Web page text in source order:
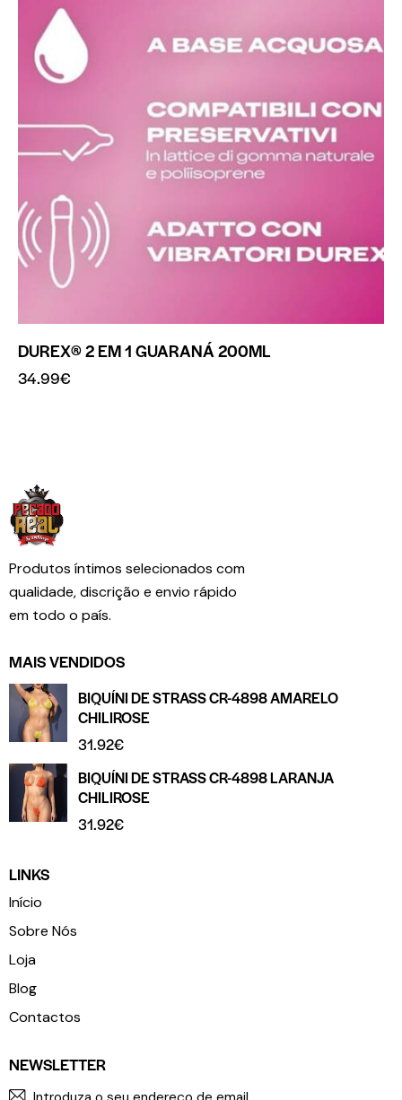
DUREX® 2 EM 1 GUARANÁ 200ML
34.99€
Produtos íntimos selecionados com
qualidade, discrição e envio rápido
em todo o país.
MAIS VENDIDOS
BIQUÍNI DE STRASS CR-4898 AMARELO
CHILIROSE
31.92€
BIQUÍNI DE STRASS CR-4898 LARANJA
CHILIROSE
31.92€
LINKS
Início
Sobre Nós
Loja
Blog
Contactos
NEWSLETTER